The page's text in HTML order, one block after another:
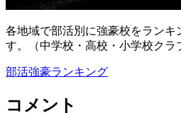
各地域で部活別に強豪校をランキ
す。（中学校・高校・小学校クラ
部活強豪ランキング
コメント